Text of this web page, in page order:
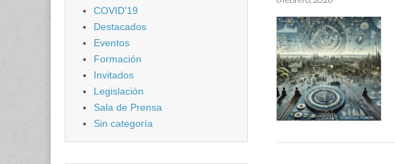
COVID'19
Destacados
Eventos
Formación
Invitados
Legislación
Sala de Prensa
Sin categoría